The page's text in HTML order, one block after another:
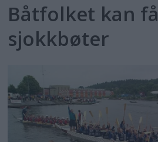
Båtfolket kan få
sjokkbøter